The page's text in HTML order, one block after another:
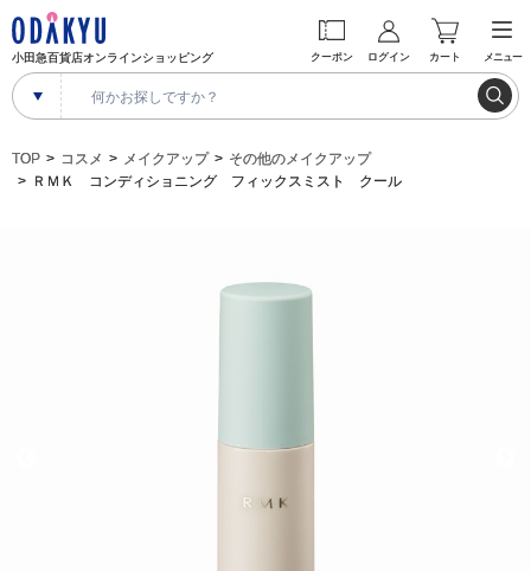
小田急百貨店オンラインショッピング クーポン ログイン カート メニュー
TOP コスメ メイクアップ
その他のメイクアップ
ＲＭＫ コンディショニング フィックスミスト クール